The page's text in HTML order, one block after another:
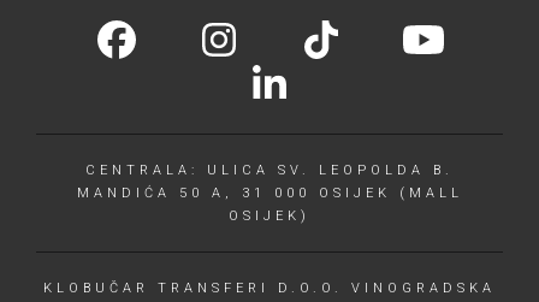
CENTRALA: ULICA SV. LEOPOLDA B.
MANDIĆA 50 A, 31 000 OSIJEK (MALL
OSIJEK)
KLOBUČAR TRANSFERI D.O.O. VINOGRADSKA